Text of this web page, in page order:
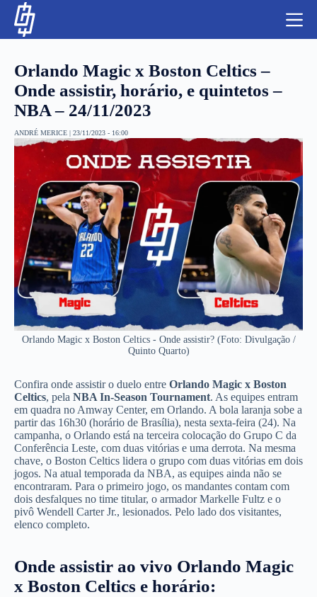
LUTAS E MMA
NFL
MLS
APOSTAS LEGAL
Orlando Magic x Boston Celtics –
Onde assistir, horário, e quintetos –
NBA – 24/11/2023
ANDRÉ MERICE | 23/11/2023 - 16:00
Orlando Magic x Boston Celtics - Onde assistir? (Foto: Divulgação /
Quinto Quarto)
Confira onde assistir o duelo entre Orlando Magic x Boston
Celtics, pela NBA In-Season Tournament. As equipes entram
em quadra no Amway Center, em Orlando. A bola laranja sobe a
partir das 16h30 (horário de Brasília), nesta sexta-feira (24). Na
campanha, o Orlando está na terceira colocação do Grupo C da
Conferência Leste, com duas vitórias e uma derrota. Na mesma
chave, o Boston Celtics lidera o grupo com duas vitórias em dois
jogos. Na atual temporada da NBA, as equipes ainda não se
encontraram. Para o primeiro jogo, os mandantes contam com
dois desfalques no time titular, o armador Markelle Fultz e o
pivô Wendell Carter Jr., lesionados. Pelo lado dos visitantes,
elenco completo.
Onde assistir ao vivo Orlando Magic
x Boston Celtics e horário: